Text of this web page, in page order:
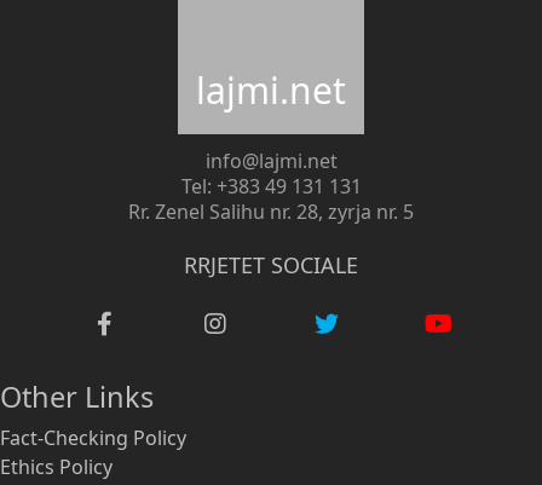
lajmi.net
info@lajmi.net
Tel: +383 49 131 131
Rr. Zenel Salihu nr. 28, zyrja nr. 5
RRJETET SOCIALE
Other Links
Fact-Checking Policy
Ethics Policy